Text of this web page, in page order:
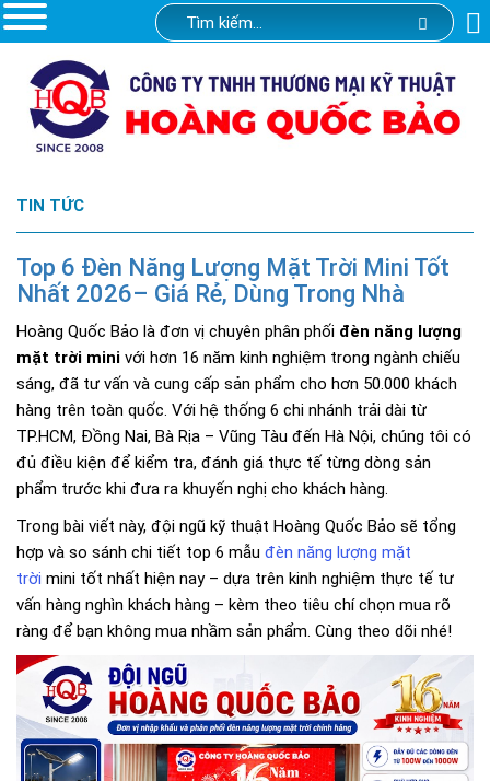
TIN TỨC
Top 6 Đèn Năng Lượng Mặt Trời Mini Tốt
Nhất 2026– Giá Rẻ, Dùng Trong Nhà
Hoàng Quốc Bảo là đơn vị chuyên phân phối đèn năng lượng
mặt trời mini với hơn 16 năm kinh nghiệm trong ngành chiếu
sáng, đã tư vấn và cung cấp sản phẩm cho hơn 50.000 khách
hàng trên toàn quốc. Với hệ thống 6 chi nhánh trải dài từ
TP.HCM, Đồng Nai, Bà Rịa – Vũng Tàu đến Hà Nội, chúng tôi có
đủ điều kiện để kiểm tra, đánh giá thực tế từng dòng sản
phẩm trước khi đưa ra khuyến nghị cho khách hàng.
Trong bài viết này, đội ngũ kỹ thuật Hoàng Quốc Bảo sẽ tổng
hợp và so sánh chi tiết top 6 mẫu đèn năng lượng mặt
trời mini tốt nhất hiện nay – dựa trên kinh nghiệm thực tế tư
vấn hàng nghìn khách hàng – kèm theo tiêu chí chọn mua rõ
ràng để bạn không mua nhầm sản phẩm. Cùng theo dõi nhé!